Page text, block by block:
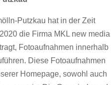
Putzkau hat in der Zeit
die Firma MKL new media
Fotoaufnahmen innerhalb
Diese Fotoaufnahmen
Homepage, sowohl auch